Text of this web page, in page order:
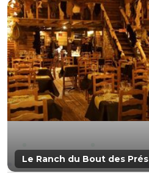
Le Ranch du Bout des Prés